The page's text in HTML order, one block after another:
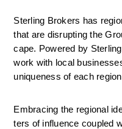
Sterling Brokers has
that are disrupting the
cape. Powered by
work with local
uniqueness of each
Embracing the regional
ters of influence coupled